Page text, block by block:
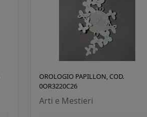
OROLOGIO PAPILLON, COD.
0OR3220C26
Arti e Mestieri